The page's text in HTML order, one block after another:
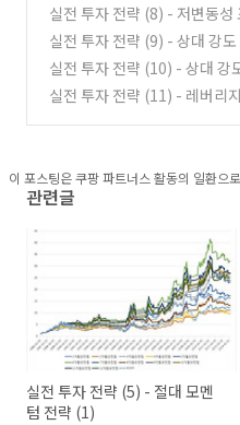
실전 투자 전략 (8) - 저변동성
전략
(2)
실전 투자 전략 (9) - 상대 강
투자 전략 (1)
실전 투자 전략 (10) - 상대 강
산 투자 전략 (multi asset) (2)
실전 투자 전략 (11) - 레버리
이 포스팅은 쿠팡 파트너스 활동의 일환으
관련글
실전 투자 전략 (5) - 절대 모멘
텀 전략 (1)